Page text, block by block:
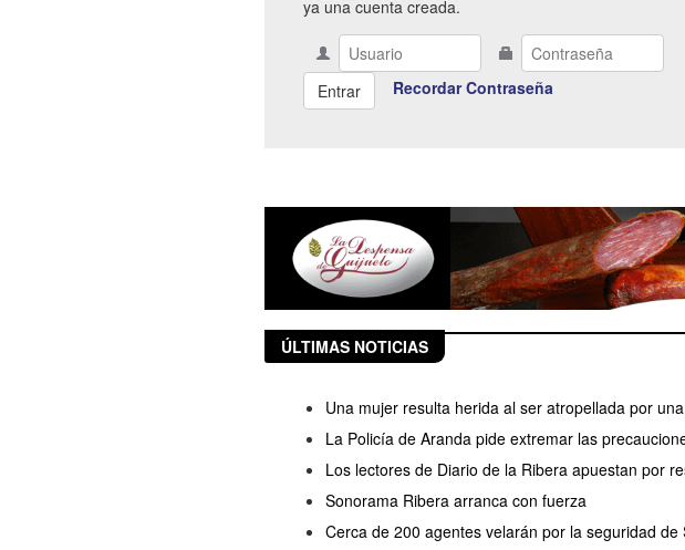
ya una cuenta creada.
Recordar Contraseña
ÚLTIMAS NOTICIAS
Una mujer resulta herida al ser atropellada por
La Policía de Aranda pide extremar las
Los lectores de Diario de la Ribera apuestan por
Sonorama Ribera arranca con fuerza
Cerca de 200 agentes velarán por la seguridad